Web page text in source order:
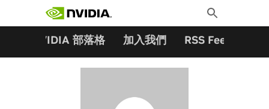
Toggle
Search
NVIDIA 部落格 加入我們 RSS Feeds